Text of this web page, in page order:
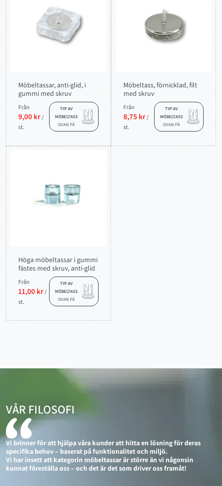
Möbeltassar, anti-glid, i
gummi med skruv
Från
9,00 kr /
st.
TYP AV
MÖBELTASS
OVAN PÅ
Möbeltass, förnicklad, filt
med skruv
Från
8,75 kr /
st.
TYP AV
MÖBELTASS
OVAN PÅ
Höga möbeltassar i gummi
fästes med skruv, anti-glid
Från
11,00 kr /
st.
TYP AV
MÖBELTASS
OVAN PÅ
VÅR FILOSOFI
Vi brinner för att hjälpa våra kunder att hitta en lösning för deras
specifika behov – baserat på funktionalitet och miljö.
Vi har insett att kategorin möbeltassar är större än vi någonsin
kunnat föreställa oss – och det är det som driver oss framåt!